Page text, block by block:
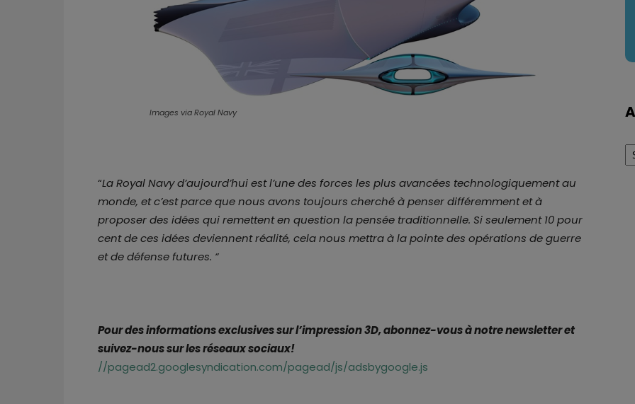
Images via Royal Navy
“La Royal Navy d’aujourd’hui est l’une des forces les plus avancées technologiquement au
monde, et c’est parce que nous avons toujours cherché à penser différemment et à
proposer des idées qui remettent en question la pensée traditionnelle. Si seulement 10 pour
cent de ces idées deviennent réalité, cela nous mettra à la pointe des opérations de guerre
et de défense futures. “
Pour des informations exclusives sur l’impression 3D, abonnez-vous à notre newsletter et
suivez-nous sur les réseaux sociaux!
//pagead2.googlesyndication.com/pagead/js/adsbygoogle.js